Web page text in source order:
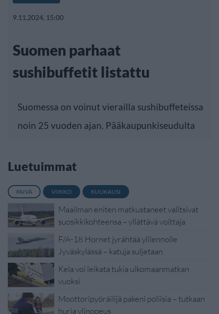
9.11.2024, 15:00
Suomen parhaat
sushibuffetit listattu
Suomessa on voinut vierailla sushibuffeteissa
noin 25 vuoden ajan. Pääkaupunkiseudulta
Luetuimmat
PÄIVÄ VIIKKO KUUKAUSI
Maailman eniten matkustaneet valitsivat
suosikkikohteensa – yllättävä voittaja
F/A-18 Hornet jyrähtää ylilennolle
Jyväskylässä – katuja suljetaan
Kela voi leikata tukia ulkomaanmatkan
vuoksi
Moottoripyöräilijä pakeni poliisia – tutkaan
hurja ylinopeus